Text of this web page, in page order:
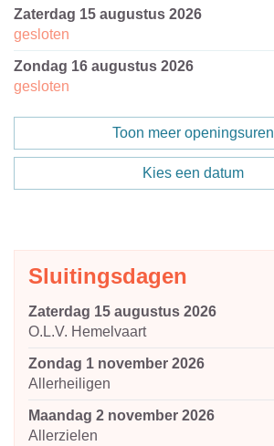
zaterdag 15 augustus 2026
gesloten
zondag 16 augustus 2026
gesloten
Toon meer openingsuren
Kies een datum
Sluitingsdagen
zaterdag 15 augustus 2026
O.L.V. Hemelvaart
zondag 1 november 2026
Allerheiligen
maandag 2 november 2026
Allerzielen